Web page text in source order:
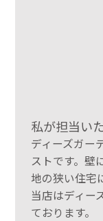
私が担当い
ディーズガー
ストです。壁
地の狭い住宅
当店はディー
ております。